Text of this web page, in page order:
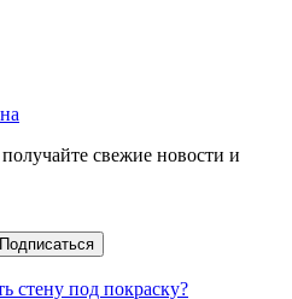
свежие новости и